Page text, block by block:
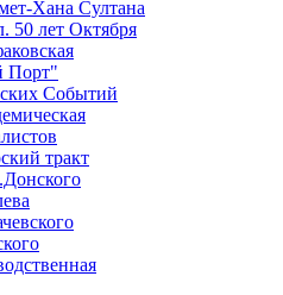
Хана Султана
50 лет Октября
Порт"
Событий
тракт